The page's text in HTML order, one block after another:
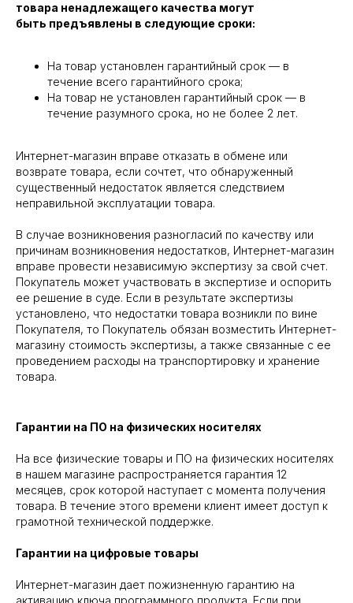
товара ненадлежащего качества могут
быть предъявлены в следующие сроки:
На товар установлен гарантийный срок — в
течение всего гарантийного срока;
На товар не установлен гарантийный срок — в
течение разумного срока, но не более 2 лет.
Интернет-магазин вправе отказать в обмене или
возврате товара, если сочтет, что обнаруженный
существенный недостаток является следствием
неправильной эксплуатации товара.
В случае возникновения разногласий по качеству или
причинам возникновения недостатков, Интернет-магазин
вправе провести независимую экспертизу за свой счет.
Покупатель может участвовать в экспертизе и оспорить
ее решение в суде. Если в результате экспертизы
установлено, что недостатки товара возникли по вине
Покупателя, то Покупатель обязан возместить Интернет-
магазину стоимость экспертизы, а также связанные с ее
проведением расходы на транспортировку и хранение
товара.
Гарантии на ПО на физических носителях
На все физические товары и ПО на физических носителях
в нашем магазине распространяется гарантия 12
месяцев, срок которой наступает с момента получения
товара. В течение этого времени клиент имеет доступ к
грамотной технической поддержке.
Гарантии на цифровые товары
Интернет-магазин дает пожизненную гарантию на